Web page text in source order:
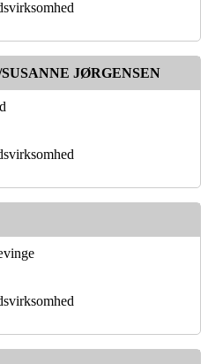
JØRGENSEN